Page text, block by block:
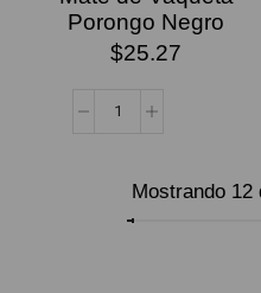
Porongo Negro
$25.27
Mostrando 12